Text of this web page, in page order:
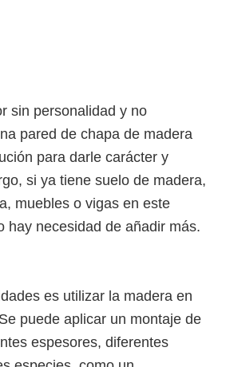
sin personalidad y no
pared de chapa de madera
para darle carácter y
si ya tiene suelo de madera,
muebles o vigas en este
hay necesidad de añadir más.
es utilizar la madera en
puede aplicar un montaje de
espesores, diferentes